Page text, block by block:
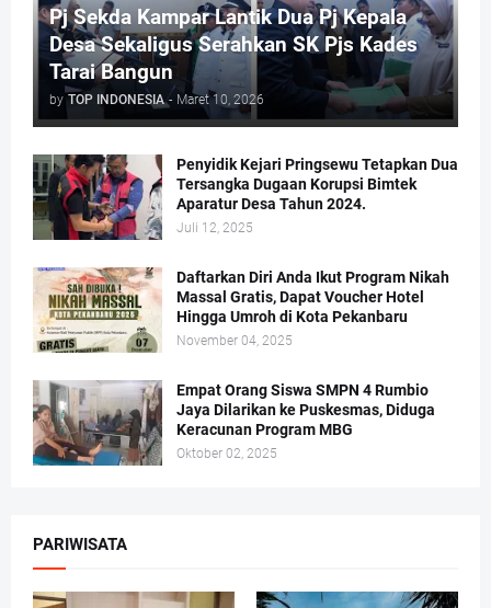
Pj Sekda Kampar Lantik Dua Pj Kepala
Desa Sekaligus Serahkan SK Pjs Kades
Tarai Bangun
by TOP INDONESIA - Maret 10, 2026
Penyidik Kejari Pringsewu Tetapkan Dua
Tersangka Dugaan Korupsi Bimtek
Aparatur Desa Tahun 2024.
Juli 12, 2025
Daftarkan Diri Anda Ikut Program Nikah
Massal Gratis, Dapat Voucher Hotel
Hingga Umroh di Kota Pekanbaru
November 04, 2025
Empat Orang Siswa SMPN 4 Rumbio
Jaya Dilarikan ke Puskesmas, Diduga
Keracunan Program MBG
Oktober 02, 2025
PARIWISATA